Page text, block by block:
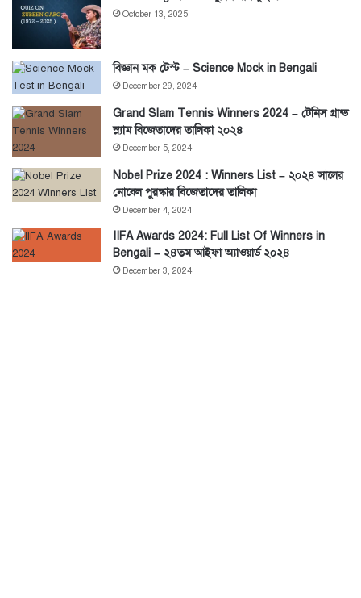
October 13, 2025
বিজ্ঞান মক টেস্ট – Science Mock in Bengali
December 29, 2024
Grand Slam Tennis Winners 2024 – টেনিস গ্রান্ড
স্ল্যাম বিজেতাদের তালিকা ২০২৪
December 5, 2024
Nobel Prize 2024 : Winners List – ২০২৪ সালের
নোবেল পুরস্কার বিজেতাদের তালিকা
December 4, 2024
IIFA Awards 2024: Full List Of Winners in
Bengali – ২৪তম আইফা অ্যাওয়ার্ড ২০২৪
December 3, 2024